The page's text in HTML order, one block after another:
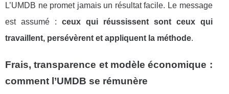
L’UMDB ne promet jamais un résultat facile. Le message
est assumé : ceux qui réussissent sont ceux qui
travaillent, persévèrent et appliquent la méthode.
Frais, transparence et modèle économique :
comment l’UMDB se rémunère